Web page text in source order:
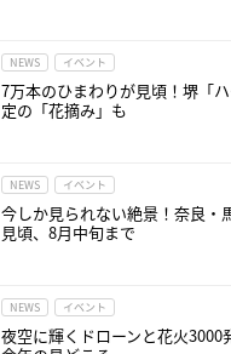
NEWS イベント
7万本のひまわりが見頃！堺「
定の「花摘み」も
NEWS イベント
今しか見られない絶景！奈良・
見頃、8月中旬まで
NEWS イベント
夜空に輝くドローンと花火3000